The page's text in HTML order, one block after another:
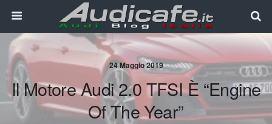
24 Maggio 2019
Il Motore Audi 2.0 TFSI È “Engine
Of The Year”